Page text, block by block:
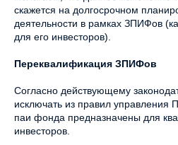
скажется на долгосрочном
деятельности в рамках ЗПИФов
для его инвесторов).
Переквалификация ЗПИФов
Согласно действующему
исключать из правил управления
паи фонда предназначены для
инвесторов.